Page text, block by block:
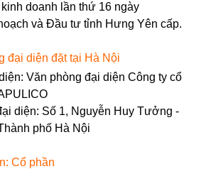
doanh lần thứ 16 ngày
và Đầu tư tỉnh Hưng Yên cấp.
đại diện đặt tại Hà Nội
Văn phòng đại diện Công ty cổ
diện: Số 1, Nguyễn Huy Tưởng -
phố Hà Nội
Cổ phần